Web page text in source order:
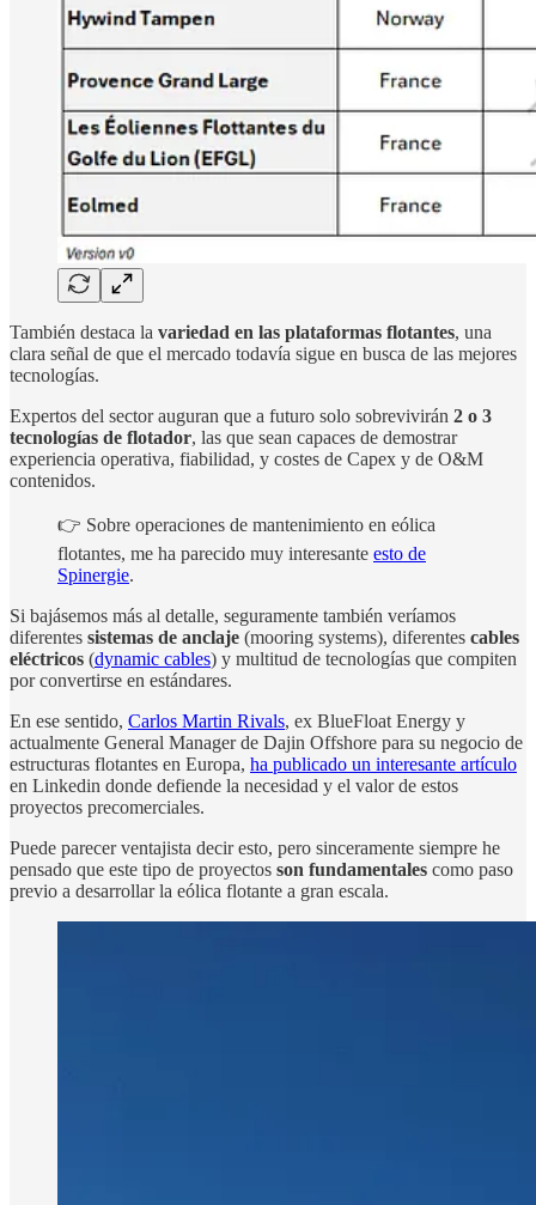
También destaca la variedad en las plataformas flotantes, una
clara señal de que el mercado todavía sigue en busca de las mejores
tecnologías.
Expertos del sector auguran que a futuro solo sobrevivirán 2 o 3
tecnologías de flotador, las que sean capaces de demostrar
experiencia operativa, fiabilidad, y costes de Capex y de O&M
contenidos.
👉 Sobre operaciones de mantenimiento en eólica
flotantes, me ha parecido muy interesante esto de
Spinergie.
Si bajásemos más al detalle, seguramente también veríamos
diferentes sistemas de anclaje (mooring systems), diferentes cables
eléctricos (dynamic cables) y multitud de tecnologías que compiten
por convertirse en estándares.
En ese sentido, Carlos Martin Rivals, ex BlueFloat Energy y
actualmente General Manager de Dajin Offshore para su negocio de
estructuras flotantes en Europa, ha publicado un interesante artículo
en Linkedin donde defiende la necesidad y el valor de estos
proyectos precomerciales.
Puede parecer ventajista decir esto, pero sinceramente siempre he
pensado que este tipo de proyectos son fundamentales como paso
previo a desarrollar la eólica flotante a gran escala.